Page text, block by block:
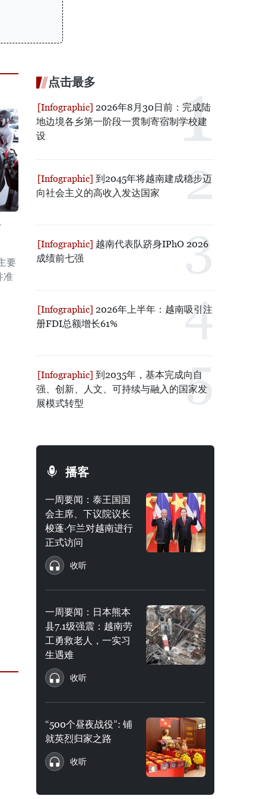
要
准
点击最多
2026年8月30日前：完成陆
地边境各乡第一阶段一贯制寄宿制学校建
设
到2045年将越南建成稳步迈
向社会主义的高收入发达国家
越南代表队跻身IPhO 2026
成绩前七强
2026年上半年：越南吸引注
册FDI总额增长61%
到2035年，基本完成向自
强、创新、人文、可持续与融入的国家发
展模式转型
播客
一周要闻：泰王国国
会主席、下议院议长
梭蓬·乍兰对越南进行
正式访问
收听
一周要闻：日本熊本
县7.1级强震：越南劳
工勇救老人，一实习
生遇难
收听
“500个昼夜战役”: 铺
就英烈归家之路
收听